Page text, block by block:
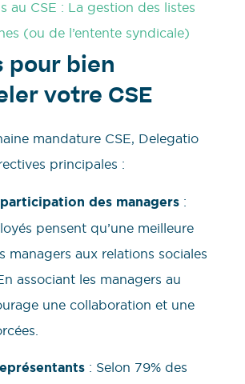
au CSE : La gestion des listes
(ou de l’entente syndicale)
pour bien
votre CSE
mandature CSE, Delegatio
principales :
des managers :
pensent qu’une meilleure
managers aux relations sociales
associant les managers au
une collaboration et une
: Selon 79% des